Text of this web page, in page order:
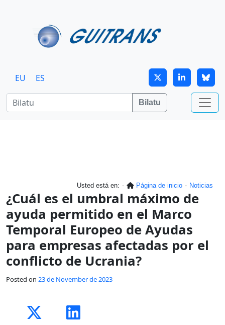
EU ES
Bilatu
Usted está en: Página de inicio Noticias
¿Cuál es el umbral máximo de
ayuda permitido en el Marco
Temporal Europeo de Ayudas
para empresas afectadas por el
conflicto de Ucrania?
Posted on 23 de November de 2023